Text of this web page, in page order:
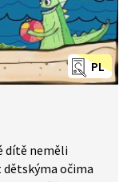
PL
dítě neměli
dětskýma očima